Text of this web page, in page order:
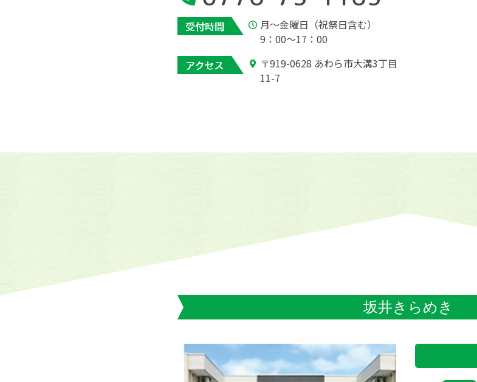
月～金曜日（祝祭日含む）
9：00～17：00
〒919-0628 あわら市大溝3丁目
11-7
坂井きらめき